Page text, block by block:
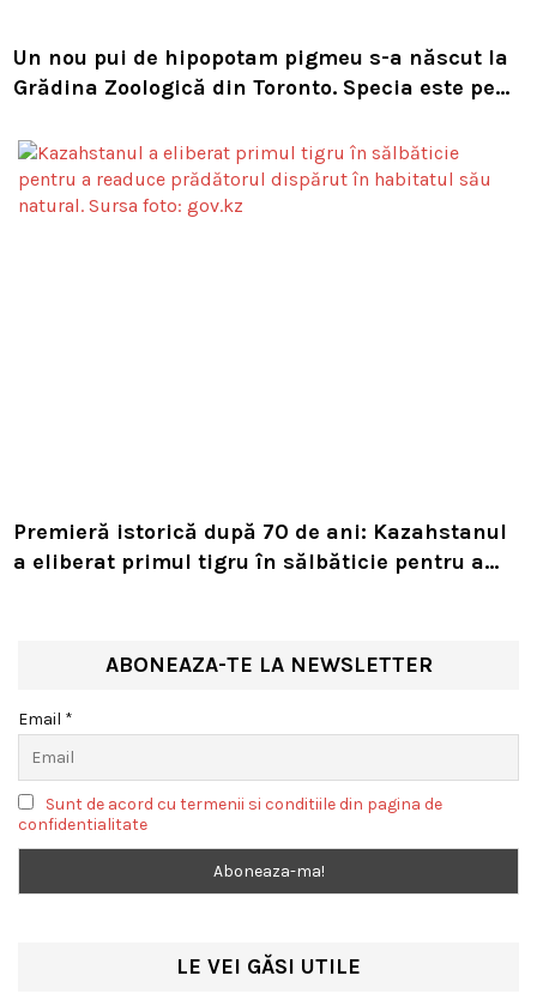
Un nou pui de hipopotam pigmeu s-a născut la
Grădina Zoologică din Toronto. Specia este pe
Premieră istorică după 70 de ani: Kazahstanul
a eliberat primul tigru în sălbăticie pentru a
ABONEAZA-TE LA NEWSLETTER
Email *
Sunt de acord cu termenii si conditiile din pagina de
confidentialitate
LE VEI GĂSI UTILE